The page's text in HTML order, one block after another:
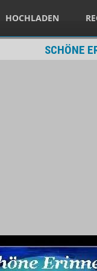
HOCHLADEN
SCHÖNE